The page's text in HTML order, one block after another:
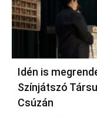
Idén is
Színjátszó
Csúzán